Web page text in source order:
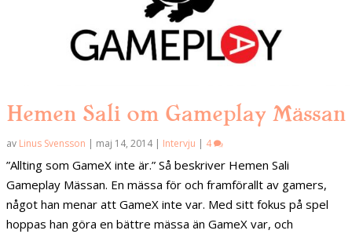
Hemen Sali om Gameplay Mässan
av Linus Svensson | maj 14, 2014| Intervju | 4
”Allting som GameX inte är.” Så beskriver Hemen Sali
Gameplay Mässan. En mässa för och framförallt av gamers,
något han menar att GameX inte var. Med sitt fokus på spel
hoppas han göra en bättre mässa än GameX var, och